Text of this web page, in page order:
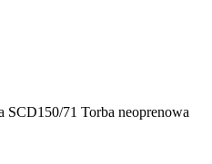
SCD150/71 Torba neoprenowa